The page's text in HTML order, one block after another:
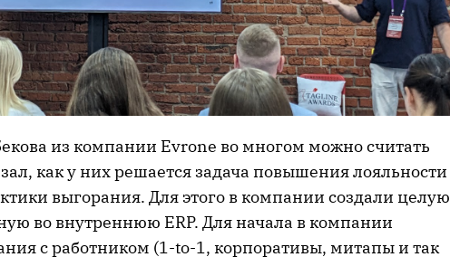
из компании Evrone во многом можно считать
как у них решается задача повышения лояльности
выгорания. Для этого в компании создали целую
во внутреннюю ERP. Для начала в компании
с работником (1-to-1, корпоративы, митапы и так